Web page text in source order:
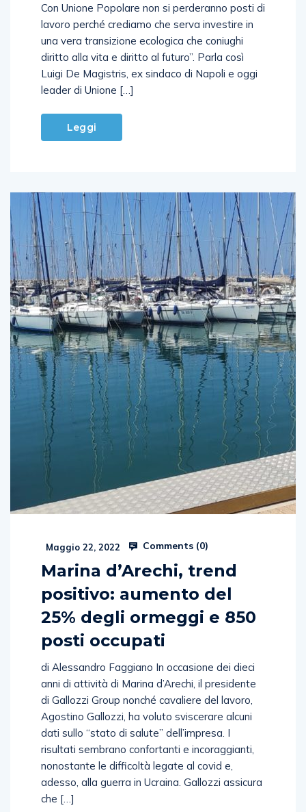
Con Unione Popolare non si perderanno posti di
lavoro perché crediamo che serva investire in
una vera transizione ecologica che coniughi
diritto alla vita e diritto al futuro”. Parla così
Luigi De Magistris, ex sindaco di Napoli e oggi
leader di Unione […]
Leggi
Maggio 22, 2022 Comments (0)
Marina d’Arechi, trend
positivo: aumento del
25% degli ormeggi e 850
posti occupati
di Alessandro Faggiano In occasione dei dieci
anni di attività di Marina d’Arechi, il presidente
di Gallozzi Group nonché cavaliere del lavoro,
Agostino Gallozzi, ha voluto sviscerare alcuni
dati sullo “stato di salute” dell’impresa. I
risultati sembrano confortanti e incoraggianti,
nonostante le difficoltà legate al covid e,
adesso, alla guerra in Ucraina. Gallozzi assicura
che […]